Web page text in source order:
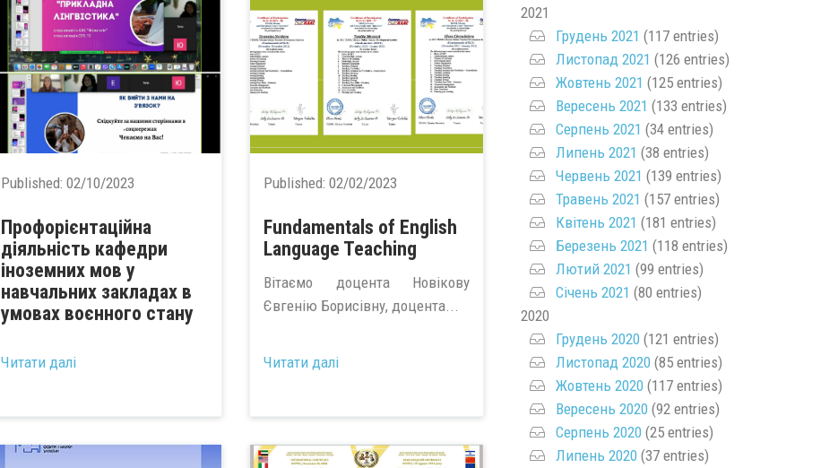
Published:02/10/2023
Профорієнтаційна
діяльність кафедри
іноземних мов у
навчальних закладах в
умовах воєнного стану
Читати далі
Published: 02/02/2023
Fundamentals of English
Language Teaching
Вітаємо доцента Новікову
Євгенію Борисівну, доцента...
Читати далі
2021
Грудень 2021 (117 entries)
Листопад 2021 (126 entries)
Жовтень 2021 (125 entries)
Вересень 2021 (133 entries)
Серпень 2021 (34 entries)
Липень 2021 (38 entries)
Червень 2021 (139 entries)
Травень 2021 (157 entries)
Квітень 2021 (181 entries)
Березень 2021 (118 entries)
Лютий 2021 (99 entries)
Січень 2021 (80 entries)
2020
Грудень 2020(121 entries)
Листопад 2020(85 entries)
Жовтень 2020(117 entries)
Вересень 2020(92 entries)
Серпень 2020(25 entries)
Липень 2020(37 entries)